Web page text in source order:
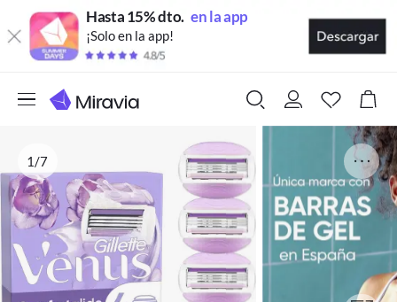
Hasta 15% dto. en la app
¡Solo en la app!
1/7